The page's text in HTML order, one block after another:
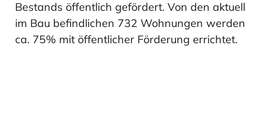
Bestands öffentlich gefördert. Von den aktuell
im Bau beﬁndlichen 732 Wohnungen werden
ca. 75% mit öffentlicher Förderung errichtet.